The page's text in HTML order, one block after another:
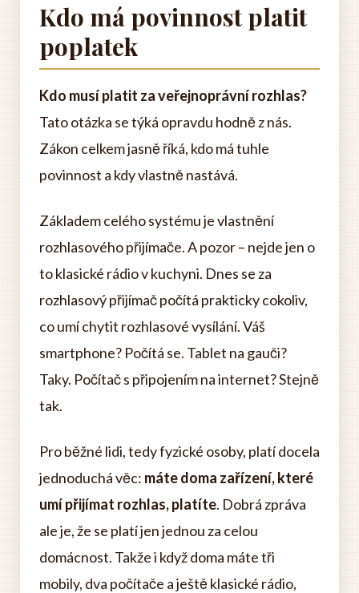
Kdo má povinnost platit
poplatek
Kdo musí platit za veřejnoprávní rozhlas?
Tato otázka se týká opravdu hodně z nás.
Zákon celkem jasně říká, kdo má tuhle
povinnost a kdy vlastně nastává.
Základem celého systému je vlastnění
rozhlasového přijímače. A pozor – nejde jen o
to klasické rádio v kuchyni. Dnes se za
rozhlasový přijímač počítá prakticky cokoliv,
co umí chytit rozhlasové vysílání. Váš
smartphone? Počítá se. Tablet na gauči?
Taky. Počítač s připojením na internet? Stejně
tak.
Pro běžné lidi, tedy fyzické osoby, platí docela
jednoduchá věc: máte doma zařízení, které
umí přijímat rozhlas, platíte. Dobrá zpráva
ale je, že se platí jen jednou za celou
domácnost. Takže i když doma máte tři
mobily, dva počítače a ještě klasické rádio,